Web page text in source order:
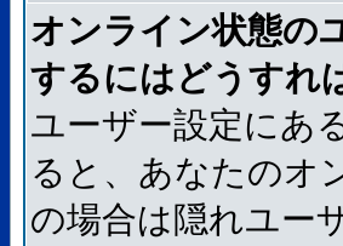
オンライン状態の
するにはどうすれ
ユーザー設定にあ
ると、あなたのオ
の場合は隠れユー